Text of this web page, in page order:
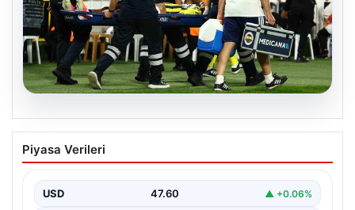
05.08.2026
Fenerbahçe’de Sturm Graz maçında
Oosterwolde’den kahreden haber!
Piyasa Verileri
USD 47.60 ▲ +0.06%